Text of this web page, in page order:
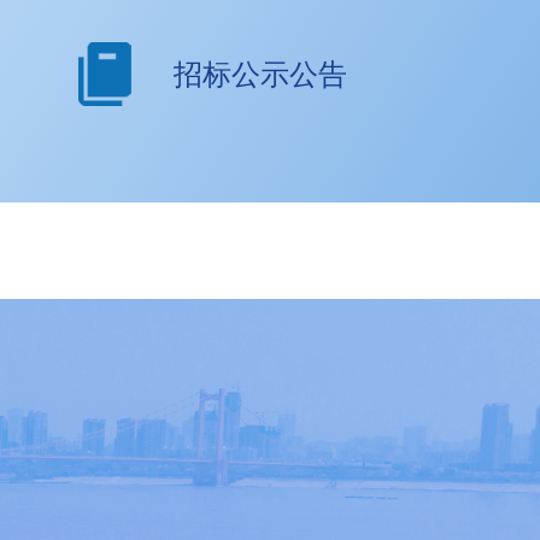
招标公示公告